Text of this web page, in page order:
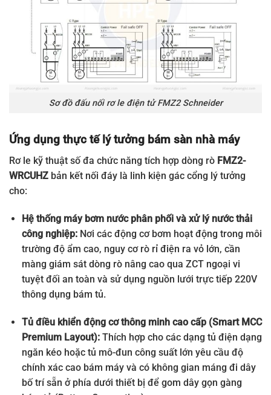
Sơ đồ đấu nối rơ le điện tử FMZ2 Schneider
Ứng dụng thực tế lý tưởng bám sàn nhà máy
Rơ le kỹ thuật số đa chức năng tích hợp dòng rò FMZ2-
WRCUHZ bản kết nối đáy là linh kiện gác cổng lý tưởng
cho:
Hệ thống máy bơm nước phân phối và xử lý nước thải
công nghiệp:Nơi các động cơ bơm hoạt động trong môi
trường độ ẩm cao, nguy cơ rò rỉ điện ra vỏ lớn, cần
màng giám sát dòng rò nâng cao qua ZCT ngoại vi
tuyệt đối an toàn và sử dụng nguồn lưới trực tiếp 220V
thông dụng bám tủ.
Tủ điều khiển động cơ thông minh cao cấp (Smart MCC
Premium Layout):Thích hợp cho các dạng tủ điện dạng
ngăn kéo hoặc tủ mô-đun công suất lớn yêu cầu độ
chính xác cao bám máy và có không gian máng đi dây
bố trí sẵn ở phía dưới thiết bị để gom dây gọn gàng